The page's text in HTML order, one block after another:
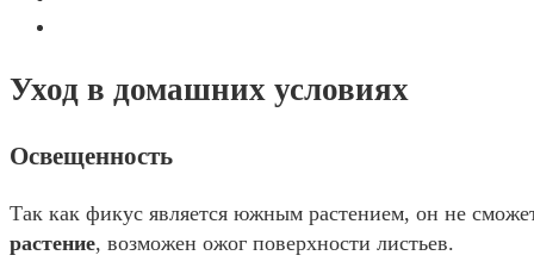
Уход в домашних условиях
Освещенность
Так как фикус является южным растением, он не
растение, возможен ожог поверхности листьев.